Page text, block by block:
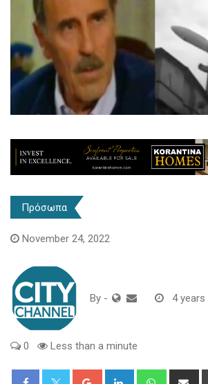
Πρόσωπα
November 24, 2022
By - 4 years
0 Less than a minute
Google+ LinkedIn Whatsapp